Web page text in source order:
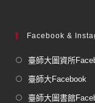
Facebook &
臺師大圖資所
臺師大Facebook
臺師大圖書館